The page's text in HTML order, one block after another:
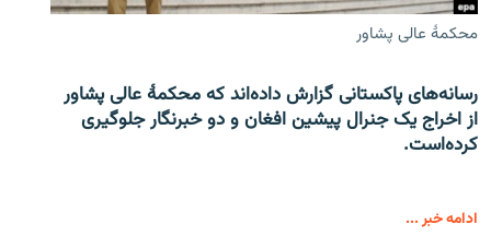
محکمۀ عالی پشاور
رسانه‌های پاکستانی گزارش داده‌اند که محکمۀ عالی پشاور
از اخراج یک جنرال پیشین افغان و دو خبرنگار جلوگیری
کرده‌است.
ادامه خبر ...